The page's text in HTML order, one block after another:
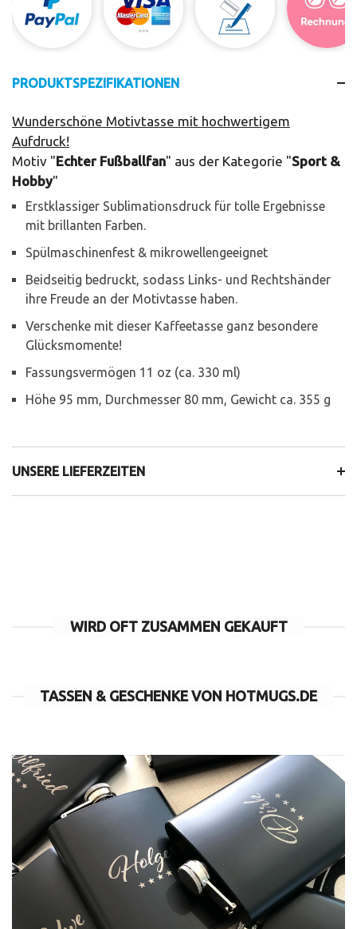
PRODUKTSPEZIFIKATIONEN
Wunderschöne Motivtasse mit hochwertigem
Aufdruck!
Motiv "Echter Fußballfan" aus der Kategorie "Sport &
Hobby"
Erstklassiger Sublimationsdruck für tolle Ergebnisse
mit brillanten Farben.
Spülmaschinenfest & mikrowellengeeignet
Beidseitig bedruckt, sodass Links- und Rechtshänder
ihre Freude an der Motivtasse haben.
Verschenke mit dieser Kaffeetasse ganz besondere
Glücksmomente!
Fassungsvermögen 11 oz (ca. 330 ml)
Höhe 95 mm, Durchmesser 80 mm, Gewicht ca. 355 g
UNSERE LIEFERZEITEN
WIRD OFT ZUSAMMEN GEKAUFT
TASSEN & GESCHENKE VON HOTMUGS.DE